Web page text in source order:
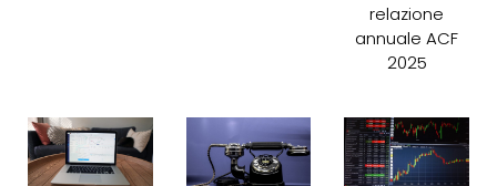
relazione
annuale ACF
2025